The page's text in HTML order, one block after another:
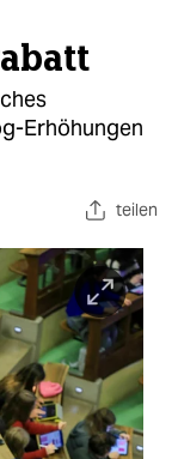
Erhöhungen
teilen